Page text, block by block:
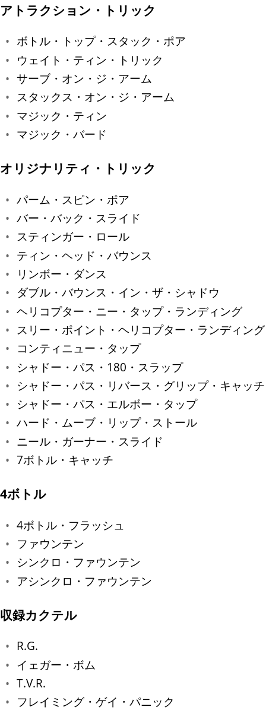
アトラクション・トリック
ボトル・トップ・スタック・ポア
ウェイト・ティン・トリック
サーブ・オン・ジ・アーム
スタックス・オン・ジ・アーム
マジック・ティン
マジック・バード
オリジナリティ・トリック
パーム・スピン・ポア
バー・バック・スライド
スティンガー・ロール
ティン・ヘッド・バウンス
リンボー・ダンス
ダブル・バウンス・イン・ザ・シャドウ
ヘリコプター・ニー・タップ・ランディング
スリー・ポイント・ヘリコプター・ランディング
コンティニュー・タップ
シャドー・パス・180・スラップ
シャドー・パス・リバース・グリップ・キャッチ
シャドー・パス・エルボー・タップ
ハード・ムーブ・リップ・ストール
ニール・ガーナー・スライド
7ボトル・キャッチ
4ボトル
4ボトル・フラッシュ
ファウンテン
シンクロ・ファウンテン
アシンクロ・ファウンテン
収録カクテル
R.G.
イェガー・ボム
T.V.R.
フレイミング・ゲイ・パニック